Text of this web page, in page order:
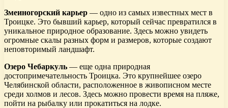
Змеиногорский карьер — одно из самых известных мест в
Троицке. Это бывший карьер, который сейчас превратился в
уникальное природное образование. Здесь можно увидеть
огромные скалы разных форм и размеров, которые создают
неповторимый ландшафт.
Озеро Чебаркуль — еще одна природная
достопримечательность Троицка. Это крупнейшее озеро
Челябинской области, расположенное в живописном месте
среди холмов и лесов. Здесь можно провести время на пляже,
пойти на рыбалку или прокатиться на лодке.